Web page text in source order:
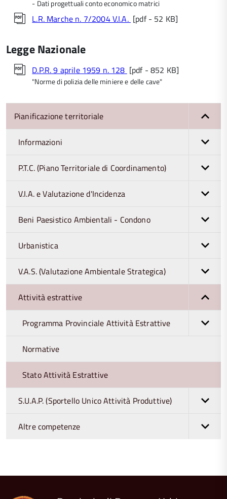
- Dati progettuali conto economico matrici
L.R. Marche n. 7/2004 V.I.A. [pdf - 52 KB]
Legge Nazionale
D.P.R. 9 aprile 1959 n. 128 [pdf - 852 KB]
"Norme di polizia delle miniere e delle cave"
Pianificazione territoriale
Informazioni
P.T.C. (Piano Territoriale di Coordinamento)
V.I.A. e Valutazione d'Incidenza
Beni Paesistico Ambientali - Condono
Urbanistica
V.A.S. (Valutazione Ambientale Strategica)
Attività estrattive
Programma Provinciale Attività Estrattive
Normative
Stato Attività Estrattive
S.U.A.P. (Sportello Unico Attività Produttive)
Altre competenze
del